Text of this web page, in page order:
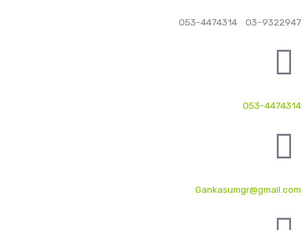
03-9322947 053-4474314
053-4474314
Gankasumgr@gmail.com